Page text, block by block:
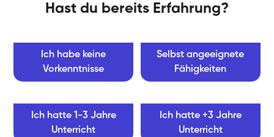
Hast du bereits Erfahrung?
Ich habe keine
Vorkenntnisse
Selbst angeeignete
Fähigkeiten
Ich hatte 1-3 Jahre
Unterricht
Ich hatte +3 Jahre
Unterricht